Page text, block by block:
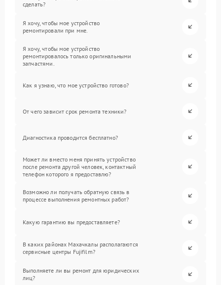
сделать?
Я хочу, чтобы мое устройство
ремонтировали при мне.
Я хочу, чтобы мое устройство
ремонтировалось только оригинальными
запчастями.
Как я узнаю, что мое устройство готово?
От чего зависит срок ремонта техники?
Диагностика проводится бесплатно?
Может ли вместо меня принять устройство
после ремонта другой человек, контактный
телефон которого я предоставлю?
Возможно ли получать обратную связь в
процессе выполнения ремонтных работ?
Какую гарантию вы предоставляете?
В каких районах Махачкалы располагаются
сервисные центры Fujifilm?
Выполняете ли вы ремонт для юридических
лиц?